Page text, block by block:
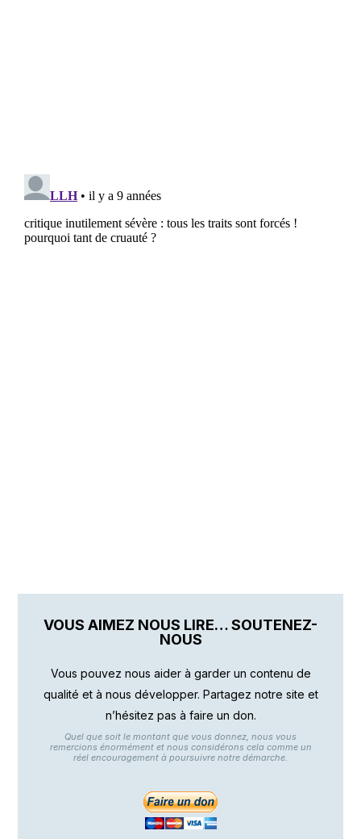
VOUS AIMEZ NOUS LIRE… SOUTENEZ-
NOUS
Vous pouvez nous aider à garder un contenu de
qualité et à nous développer. Partagez notre site et
n’hésitez pas à faire un don.
Quel que soit le montant que vous donnez, nous vous
remercions énormément et nous considérons cela comme un
réel encouragement à poursuivre notre démarche.